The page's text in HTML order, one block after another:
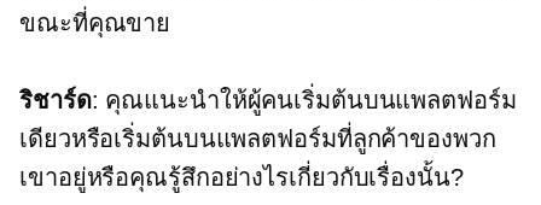
ขณะที่คุณขาย
ริชาร์ด: คุณแนะนำให้ผู้คนเริ่มต้นบนแพลตฟอร์ม
เดียวหรือเริ่มต้นบนแพลตฟอร์มที่ลูกค้าของพวก
เขาอยู่หรือคุณรู้สึกอย่างไรเกี่ยวกับเรื่องนั้น?